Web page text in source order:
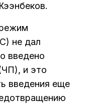
не дал
введено
и это
введения еще